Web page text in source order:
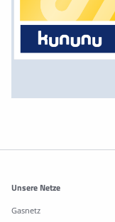
Weitere
Unsere Netze
Gasnetz